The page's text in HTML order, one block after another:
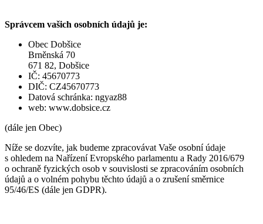
Správcem vašich osobních údajů je:
Obec Dobšice
Brněnská 70
671 82, Dobšice
IČ: 45670773
DIČ: CZ45670773
Datová schránka: ngyaz88
web: www.dobsice.cz
(dále jen Obec)
Níže se dozvíte, jak budeme zpracovávat Vaše osobní údaje
s ohledem na Nařízení Evropského parlamentu a Rady 2016/679
o ochraně fyzických osob v souvislosti se zpracováním osobních
údajů a o volném pohybu těchto údajů a o zrušení směrnice
95/46/ES (dále jen GDPR).